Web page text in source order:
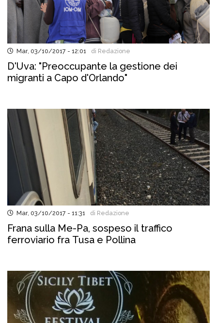
Mar, 03/10/2017 - 12:01 di Redazione
D'Uva: "Preoccupante la gestione dei
migranti a Capo d'Orlando"
Mar, 03/10/2017 - 11:31 di Redazione
Frana sulla Me-Pa, sospeso il traffico
ferroviario fra Tusa e Pollina